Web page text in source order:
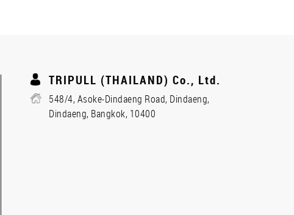
TRIPULL (THAILAND) Co., Ltd.
548/4, Asoke-Dindaeng Road, Dindaeng,
Dindaeng, Bangkok, 10400